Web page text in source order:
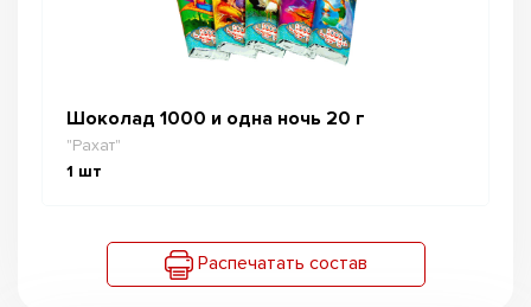
Шоколад 1000 и одна ночь 20 г
"Рахат"
1 шт
Распечатать состав